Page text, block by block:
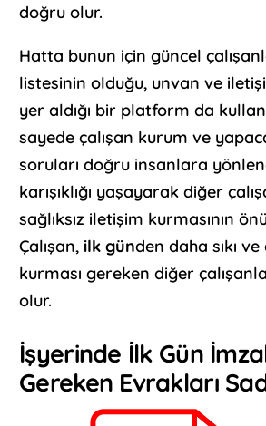
doğru olur.
Hatta bunun için güncel
listesinin olduğu, unvan ve
yer aldığı bir platform da
sayede çalışan kurum ve
soruları doğru insanlara
karışıklığı yaşayarak diğer
sağlıksız iletişim kurmasının
Çalışan, ilk günden daha sıkı
kurması gereken diğer
olur.
İşyerinde İlk Gün
Gereken Evrakları